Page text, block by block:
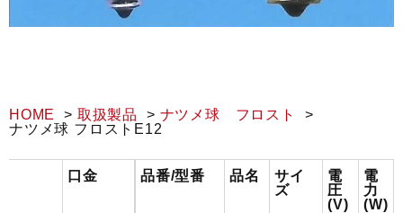
HOME 取扱製品
ナツメ球 フロスト
ナツメ球 フロストE12
口金 品番/型番 品名
サイ
ズ
電
圧
(V)
電
力
(W)